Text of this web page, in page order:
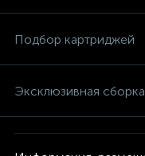
Подбор картриджей
Эксклюзивная сборка